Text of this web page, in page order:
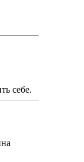
себе.